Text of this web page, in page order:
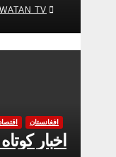
WATAN TV
افغانستان
اخبار